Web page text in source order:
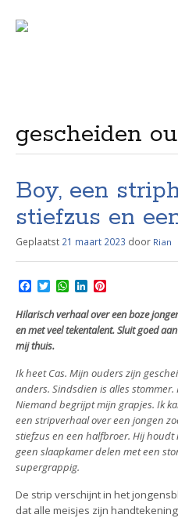
gescheiden
Boy, een
stiefzus en
Geplaatst 21 maart 2023 door Rian
c
e
b
o
k
T
w
i
t
t
e
W
h
a
t
s
p
n
k
e
n
n
t
e
s
t
Hilarisch verhaal over een boze
en met veel tekentalent. Sluit goed
mij thuis.
Ik heet Cas. Mijn ouders zijn
anders. Sindsdien is alles
Niemand begrijpt mijn grapjes. Ik
een stripverhaal over een jongen
stiefzus en een halfbroer. Hij houdt
geen slaapkamer delen met een
supergrappig.
De strip verschijnt in het
dat alle meisjes zijn